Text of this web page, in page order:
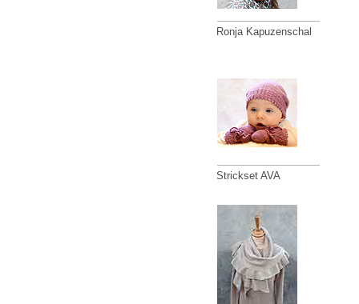
Ronja Kapuzenschal
Strickset AVA